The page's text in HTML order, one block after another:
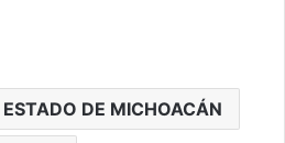
DE MICHOACÁN